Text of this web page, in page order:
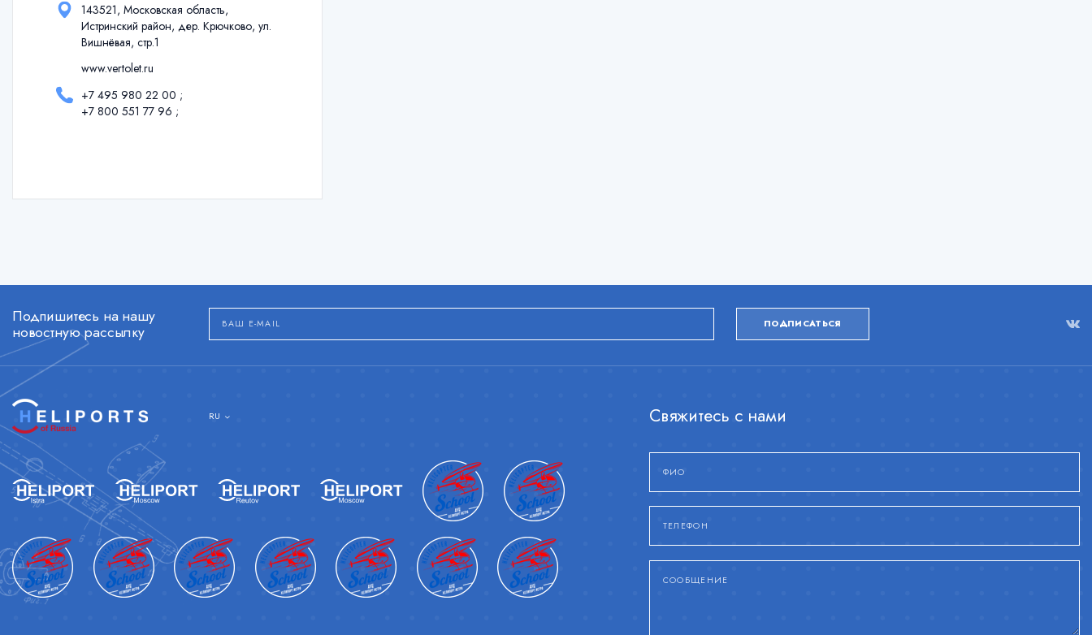
143521, Московская область,
Истринский район, дер. Крючково, ул.
Вишнёвая, стр.1
www.vertolet.ru
+7 495 980 22 00 ;
+7 800 551 77 96 ;
Подпишитесь на нашу
новостную рассылку ПОДПИСАТЬСЯ
RU Свяжитесь с нами